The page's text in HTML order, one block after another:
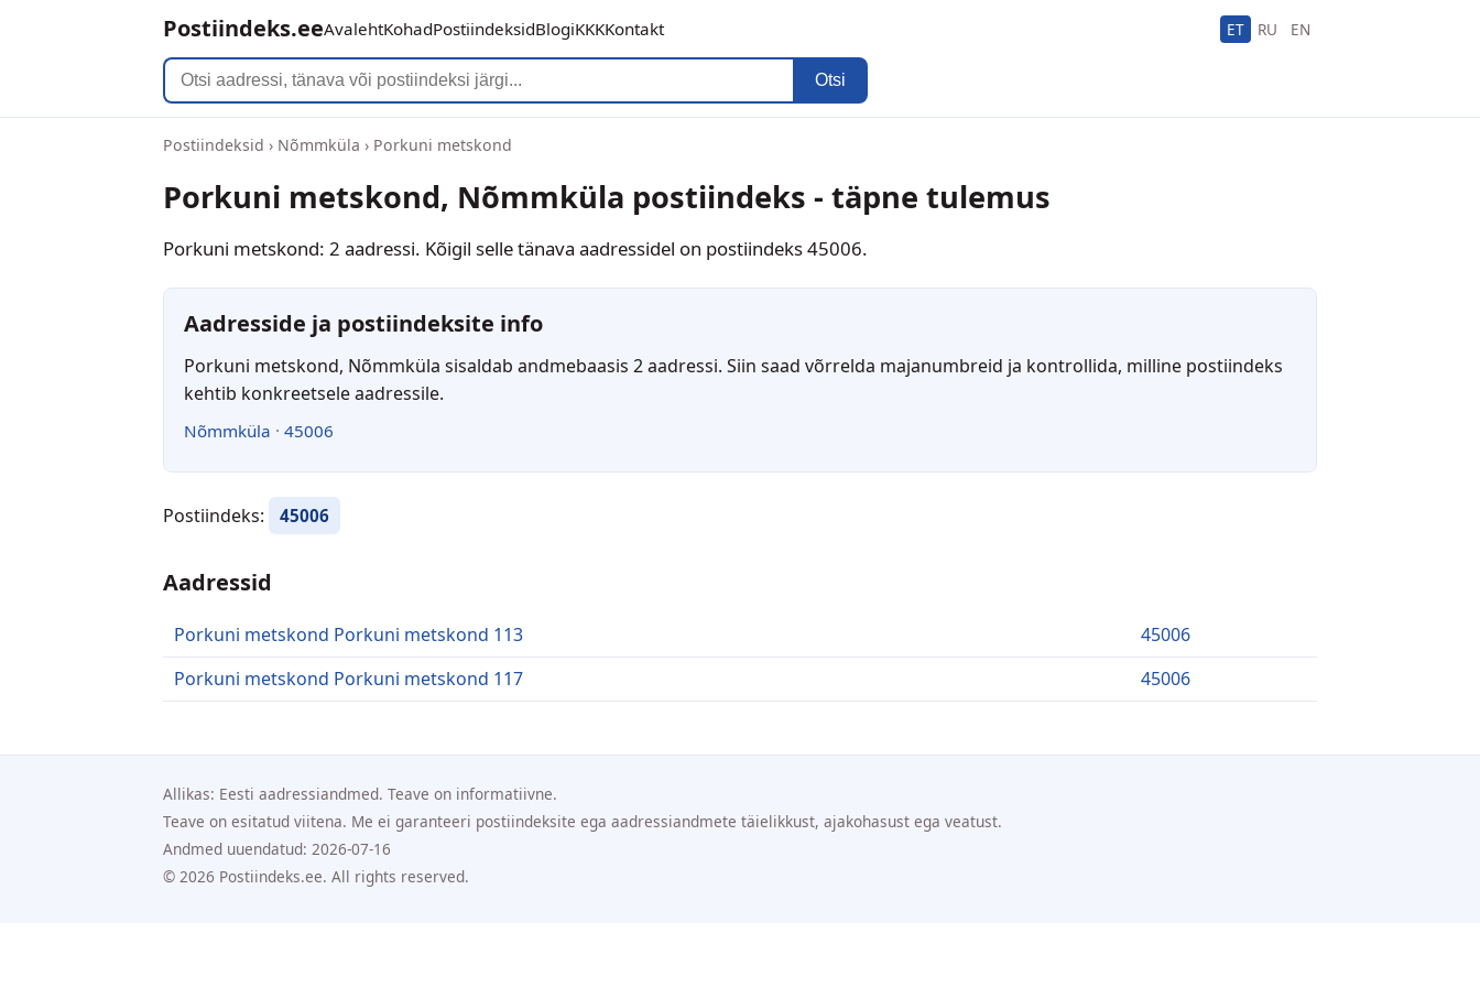
Postiindeks.eeAvalehtKohadPostiindeksidBlogiKKKKontakt ET RU EN
Otsi
Postiindeksid › Nõmmküla › Porkuni metskond
Porkuni metskond, Nõmmküla postiindeks - täpne tulemus
Porkuni metskond: 2 aadressi. Kõigil selle tänava aadressidel on postiindeks 45006.
Aadresside ja postiindeksite info
Porkuni metskond, Nõmmküla sisaldab andmebaasis 2 aadressi. Siin saad võrrelda majanumbreid ja kontrollida, milline postiindeks
kehtib konkreetsele aadressile.
Nõmmküla · 45006
Postiindeks: 45006
Aadressid
Porkuni metskond Porkuni metskond 113
45006
Porkuni metskond Porkuni metskond 117
45006
Allikas: Eesti aadressiandmed. Teave on informatiivne.
Teave on esitatud viitena. Me ei garanteeri postiindeksite ega aadressiandmete täielikkust, ajakohasust ega veatust.
Andmed uuendatud: 2026-07-16
© 2026 Postiindeks.ee. All rights reserved.